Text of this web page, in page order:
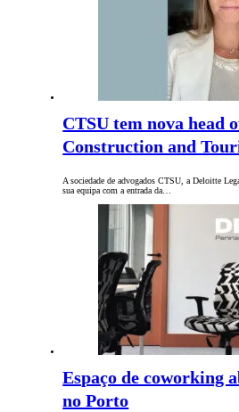
CTSU tem nova head
Construction and
A sociedade de advogados CTSU, a Deloitte
sua equipa com a entrada da…
Espaço de coworking
no Porto